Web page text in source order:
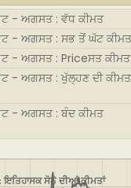
- ਅਗਸਤ : ਵੱਧ ਕੀਮਤ
- ਅਗਸਤ : ਸਭ ਤੋਂ ਘੱਟ ਕੀਮਤ
- ਅਗਸਤ : Priceਸਤ ਕੀਮਤ
- ਅਗਸਤ : ਖੁੱਲ੍ਹਣ ਦੀ ਕੀਮਤ
- ਅਗਸਤ : ਬੰਦ ਕੀਮਤ
ਸੋਨੇ ਦੀਆਂ ਕੀਮਤਾਂ